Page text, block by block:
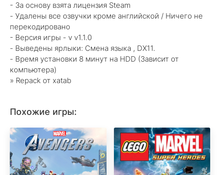
- За основу взята лицензия Steam
- Удалены все озвучки кроме английской / Ничего не
перекодировано
- Версия игры - v v1.1.0
- Выведены ярлыки: Смена языка , DX11.
- Время установки 8 минут на HDD (Зависит от
компьютера)
» Repack от xatab
Похожие игры: